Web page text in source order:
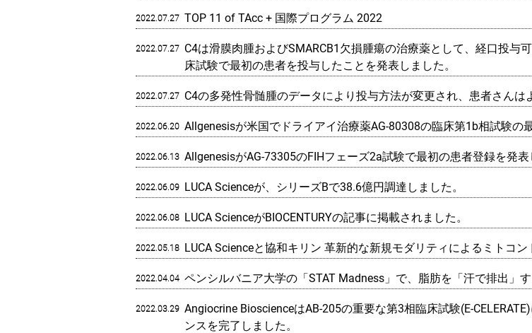
2022.07.27 TOP 11 of TAcc + 国際プログラム 2022
2022.07.27 C4は滑膜肉腫およびSMARCB1欠損腫瘍の治療薬として、経口投与
床試験で最初の患者を投与したことを発表しました。
2022.07.27 C4の多発性骨髄腫のデータにより投与方法が変更され、患者さんは
2022.06.20 Allgenesisが米国でドライアイ治療薬AG-80308の臨床第1b相試験の
2022.06.13 AllgenesisがAG-73305のFIHフェーズ2a試験で最初の患者登録を発表
2022.06.09 LUCA Scienceが、シリーズBで38.6億円調達しました。
2022.06.08 LUCA Scienceが​BIOCENTURYの記事に掲載されました。
2022.05.18 LUCA Scienceと協和キリン 革新的な新規モダリティによるミトコ
2022.04.04 ペンシルバニア大学の「STAT Madness」で、脂肪を「汗で排出」
2022.03.29 Angiocrine BioscienceはAB-205の重要な第3相臨床試験(E-
ンスを完了しました。